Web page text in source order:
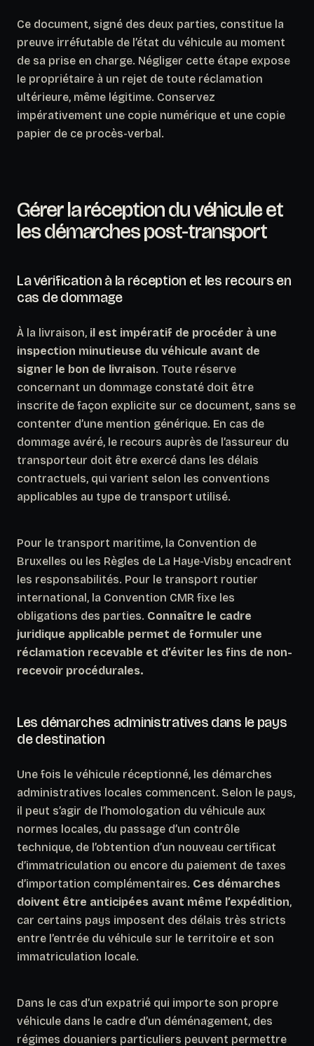
Ce document, signé des deux parties, constitue la
preuve irréfutable de l’état du véhicule au moment
de sa prise en charge. Négliger cette étape expose
le propriétaire à un rejet de toute réclamation
ultérieure, même légitime. Conservez
impérativement une copie numérique et une copie
papier de ce procès-verbal.
Gérer la réception du véhicule et
les démarches post-transport
La vérification à la réception et les recours en
cas de dommage
À la livraison, il est impératif de procéder à une
inspection minutieuse du véhicule avant de
signer le bon de livraison. Toute réserve
concernant un dommage constaté doit être
inscrite de façon explicite sur ce document, sans se
contenter d’une mention générique. En cas de
dommage avéré, le recours auprès de l’assureur du
transporteur doit être exercé dans les délais
contractuels, qui varient selon les conventions
applicables au type de transport utilisé.
Pour le transport maritime, la Convention de
Bruxelles ou les Règles de La Haye-Visby encadrent
les responsabilités. Pour le transport routier
international, la Convention CMR fixe les
obligations des parties. Connaître le cadre
juridique applicable permet de formuler une
réclamation recevable et d’éviter les fins de non-
recevoir procédurales.
Les démarches administratives dans le pays
de destination
Une fois le véhicule réceptionné, les démarches
administratives locales commencent. Selon le pays,
il peut s’agir de l’homologation du véhicule aux
normes locales, du passage d’un contrôle
technique, de l’obtention d’un nouveau certificat
d’immatriculation ou encore du paiement de taxes
d’importation complémentaires. Ces démarches
doivent être anticipées avant même l’expédition,
car certains pays imposent des délais très stricts
entre l’entrée du véhicule sur le territoire et son
immatriculation locale.
Dans le cas d’un expatrié qui importe son propre
véhicule dans le cadre d’un déménagement, des
régimes douaniers particuliers peuvent permettre